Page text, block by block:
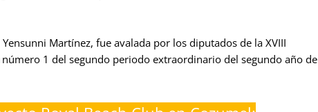
Martínez, fue avalada por los diputados de la XVIII
1 del segundo periodo extraordinario del segundo año de